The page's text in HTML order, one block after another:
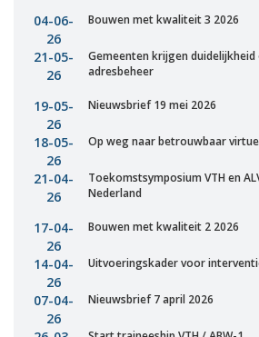
04-06-
26
Bouwen met kwaliteit 3 2026
21-05-
26
Gemeenten krijgen
adresbeheer
19-05-
26
Nieuwsbrief 19 mei 2026
18-05-
26
Op weg naar betrouwbaar
21-04-
26
Toekomstsymposium VTH en
Nederland
17-04-
26
Bouwen met kwaliteit 2 2026
14-04-
26
Uitvoeringskader voor
07-04-
26
Nieuwsbrief 7 april 2026